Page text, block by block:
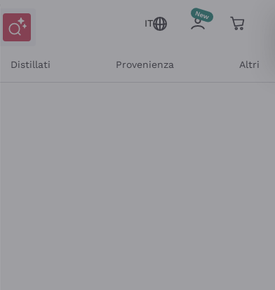
IT
Distillati Provenienza Altri